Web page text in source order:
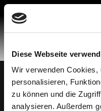
Diese Webseite
Wir verwenden Cookies,
personalisieren,
zu können und die
analysieren. Außerdem
Skip
content
Made in Spain© 2026